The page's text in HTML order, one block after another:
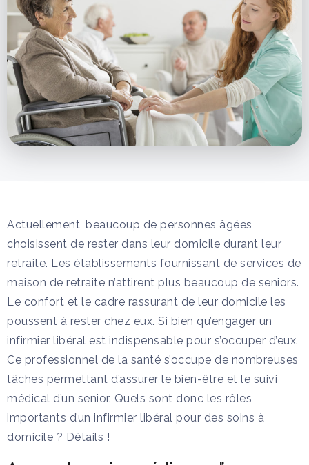
Actuellement, beaucoup de personnes âgées
choisissent de rester dans leur domicile durant leur
retraite. Les établissements fournissant de services de
maison de retraite n’attirent plus beaucoup de seniors.
Le confort et le cadre rassurant de leur domicile les
poussent à rester chez eux. Si bien qu’engager un
infirmier libéral est indispensable pour s’occuper d’eux.
Ce professionnel de la santé s’occupe de nombreuses
tâches permettant d’assurer le bien-être et le suivi
médical d’un senior. Quels sont donc les rôles
importants d’un infirmier libéral pour des soins à
domicile ? Détails !